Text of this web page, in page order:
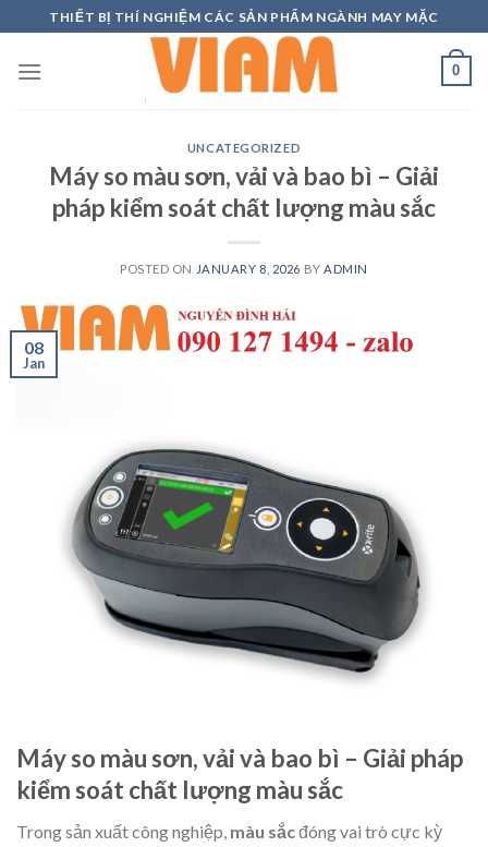
to
content
THIẾT BỊ THÍ NGHIỆM CÁC SẢN PHẨM NGÀNH MAY MẶC
0
UNCATEGORIZED
Máy so màu sơn, vải và bao bì – Giải
pháp kiểm soát chất lượng màu sắc
POSTED ON JANUARY 8, 2026 BY ADMIN
08
Jan
Máy so màu sơn, vải và bao bì – Giải pháp
kiểm soát chất lượng màu sắc
Trong sản xuất công nghiệp, màu sắcđóng vai trò cực kỳ